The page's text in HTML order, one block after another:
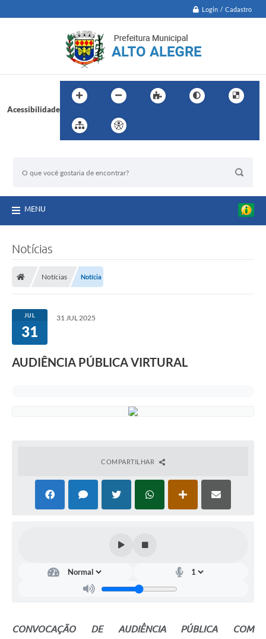
Login / Cadastro
Acessibilidade
MENU
Notícias
Notícias Notícia
JUL
31
31 JUL 2025
AUDIÊNCIA PÚBLICA VIRTURAL
COMPARTILHAR
CONVOCAÇÃO DE AUDIÊNCIA PÚBLICA COM